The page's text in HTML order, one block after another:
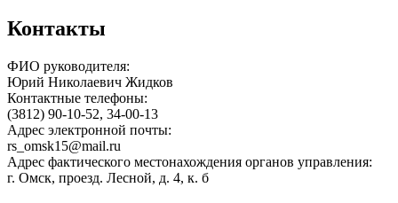
Контакты
ФИО руководителя:
Юрий Николаевич Жидков
Контактные телефоны:
(3812) 90-10-52, 34-00-13
Адрес электронной почты:
rs_omsk15@mail.ru
Адрес фактического местонахождения органов управления:
г. Омск, проезд. Лесной, д. 4, к. б